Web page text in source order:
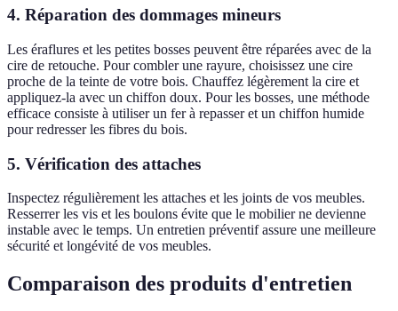
4. Réparation des dommages mineurs
Les éraflures et les petites bosses peuvent être réparées avec de la
cire de retouche. Pour combler une rayure, choisissez une cire
proche de la teinte de votre bois. Chauffez légèrement la cire et
appliquez-la avec un chiffon doux. Pour les bosses, une méthode
efficace consiste à utiliser un fer à repasser et un chiffon humide
pour redresser les fibres du bois.
5. Vérification des attaches
Inspectez régulièrement les attaches et les joints de vos meubles.
Resserrer les vis et les boulons évite que le mobilier ne devienne
instable avec le temps. Un entretien préventif assure une meilleure
sécurité et longévité de vos meubles.
Comparaison des produits d'entretien